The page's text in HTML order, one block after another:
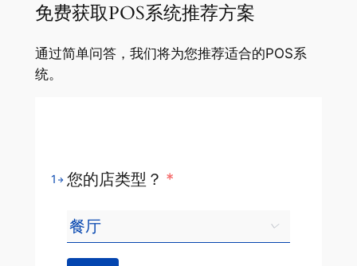
免费获取POS系统推荐方案
通过简单问答，我们将为您推荐适合的POS系
统。
1 您的店类型？ *